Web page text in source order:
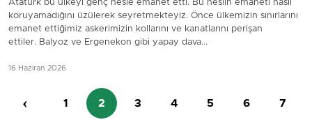
Atatürk bu ülkeyi genç nesle emanet etti. Bu neslin emaneti nasıl
koruyamadığını üzülerek seyretmekteyiz. Önce ülkemizin sınırlarını
emanet ettiğimiz askerimizin kollarını ve kanatlarını perişan
ettiler. Balyoz ve Ergenekon gibi yapay dava...
16 Haziran 2026
‹ 1 2 3 4 5 6 7